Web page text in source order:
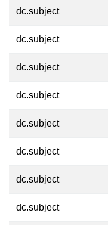
dc.subject
dc.subject
dc.subject
dc.subject
dc.subject
dc.subject
dc.subject
dc.subject